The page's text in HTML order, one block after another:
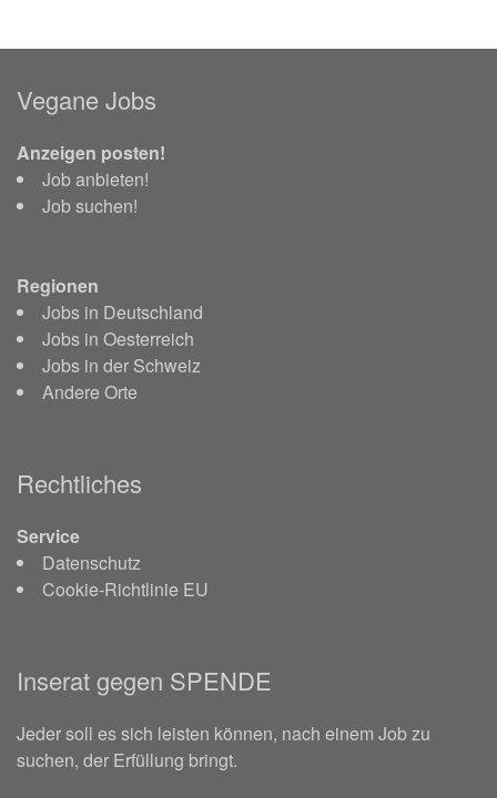
Vegane Jobs
Anzeigen posten!
Job anbieten!
Job suchen!
Regionen
Jobs in Deutschland
Jobs in Oesterreich
Jobs in der Schweiz
Andere Orte
Rechtliches
Service
Datenschutz
Cookie-Richtlinie EU
Inserat gegen SPENDE
Jeder soll es sich leisten können, nach einem Job zu
suchen, der Erfüllung bringt.